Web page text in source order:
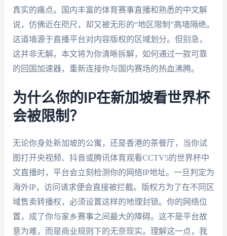
真实的痛点。国内丰富的体育赛事直播和熟悉的中文解
说，仿佛近在咫尺，却又被无形的“地区限制”高墙隔绝。
这道墙源于直播平台对内容版权的区域划分。但别急，
这并非无解。本文将为你清晰拆解，如何通过一款可靠
的回国加速器，重新连接你与国内赛场的热血沸腾。
为什么你的IP在新加坡看世界杯
会被限制？
无论你身处新加坡的公寓，还是香港的茶餐厅，当你试
图打开央视频、抖音或腾讯体育观看CCTV5的世界杯中
文直播时，平台会立刻检测你的网络IP地址。一旦判定为
海外IP，访问请求便会直接被拦截。版权方为了在不同区
域售卖转播权，必须设置这样的地理封锁。你的网络位
置，成了你与家乡赛事之间最大的障碍。这不是平台故
意为难，而是商业规则下的无奈现实。理解这一点，我